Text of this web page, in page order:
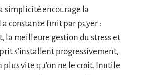
simplicité encourage la
constance finit par payer :
la meilleure gestion du stress et
s’installent progressivement,
plus vite qu’on ne le croit. Inutile